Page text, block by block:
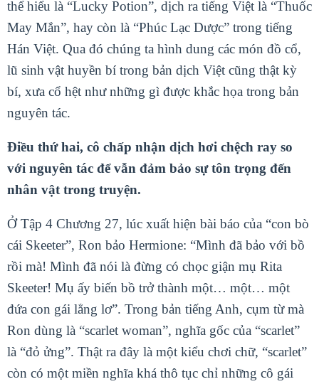
thể hiểu là “Lucky Potion”, dịch ra tiếng Việt là “Thuốc
May Mắn”, hay còn là “Phúc Lạc Dược” trong tiếng
Hán Việt. Qua đó chúng ta hình dung các món đồ cổ,
lũ sinh vật huyền bí trong bản dịch Việt cũng thật kỳ
bí, xưa cổ hệt như những gì được khắc họa trong bản
nguyên tác.
Điều thứ hai, cô chấp nhận dịch hơi chệch ray so
với nguyên tác để vẫn đảm bảo sự tôn trọng đến
nhân vật trong truyện.
Ở Tập 4 Chương 27, lúc xuất hiện bài báo của “con bò
cái Skeeter”, Ron bảo Hermione: “Mình đã bảo với bồ
rồi mà! Mình đã nói là đừng có chọc giận mụ Rita
Skeeter! Mụ ấy biến bồ trở thành một… một… một
đứa con gái lẳng lơ”. Trong bản tiếng Anh, cụm từ mà
Ron dùng là “scarlet woman”, nghĩa gốc của “scarlet”
là “đỏ ửng”. Thật ra đây là một kiểu chơi chữ, “scarlet”
còn có một miền nghĩa khá thô tục chỉ những cô gái